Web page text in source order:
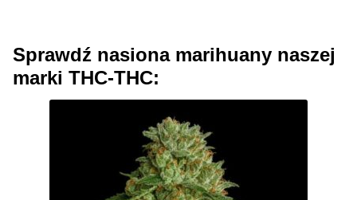
Sprawdź nasiona marihuany naszej
marki THC-THC: